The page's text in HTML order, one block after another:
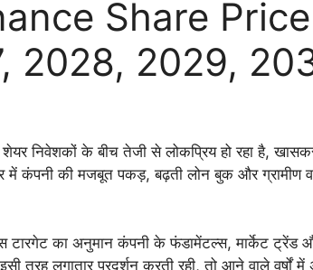
Share
2028, 2029,
निवेशकों के बीच तेजी से लोकप्रिय हो रहा है, खासकर
कंपनी की मजबूत पकड़, बढ़ती लोन बुक और ग्रामीण व
का अनुमान कंपनी के फंडामेंटल्स, मार्केट ट्रेंड
तरह लगातार प्रदर्शन करती रही, तो आने वाले वर्षों में